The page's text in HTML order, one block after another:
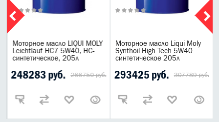
Моторное масло LIQUI MOLY
Leichtlauf HC7 5W40, НС-
синтетическое, 205л
248283 руб. 266750 руб.
Моторное масло Liqui Moly
Synthoil High Tech 5W40
синтетическое 205л
293425 руб. 307789 руб.